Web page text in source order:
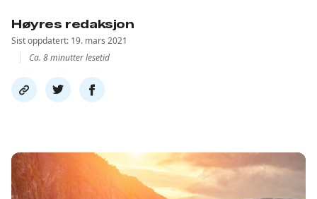
Høyres redaksjon
Sist oppdatert: 19. mars 2021
Ca. 8 minutter lesetid
Del
link
Del
på
Del
på